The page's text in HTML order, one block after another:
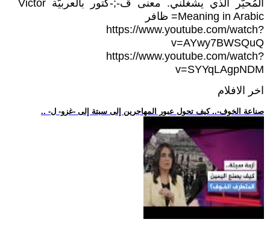
المُحيّر الذي يشغلني. معنى ڤ-;-كتور بالعربيّة Victor
Meaning in Arabic= ظافر
https://www.youtube.com/watch?
v=AYwy7BWSQuQ
https://www.youtube.com/watch?
v=SYYqLAgpNDM
اخر الافلام
.. -صناعة الخوف-.. كيف تحول عبور المهاجرين إلى سبتة إلى -غزو- ل